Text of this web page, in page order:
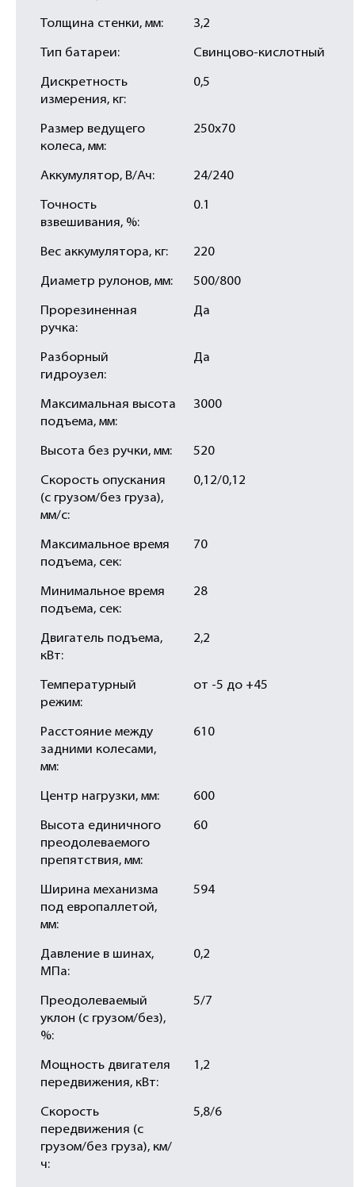
Толщина стенки, мм: 3,2
Тип батареи: Свинцово-кислотный
Дискретность
измерения, кг:
0,5
Размер ведущего
колеса, мм:
250х70
Аккумулятор, В/Ач: 24/240
Точность
взвешивания, %:
0.1
Вес аккумулятора, кг: 220
Диаметр рулонов, мм: 500/800
Прорезиненная
ручка:
Да
Разборный
гидроузел:
Да
Максимальная высота
подъема, мм:
3000
Высота без ручки, мм: 520
Скорость опускания
(с грузом/без груза),
мм/с:
0,12/0,12
Максимальное время
подъема, сек:
70
Минимальное время
подъема, сек:
28
Двигатель подъема,
кВт:
2,2
Температурный
режим:
от -5 до +45
Расстояние между
задними колесами,
мм:
610
Центр нагрузки, мм: 600
Высота единичного
преодолеваемого
препятствия, мм:
60
Ширина механизма
под европаллетой,
мм:
594
Давление в шинах,
МПа:
0,2
Преодолеваемый
уклон (с грузом/без),
%:
5/7
Мощность двигателя
передвижения, кВт:
1,2
Скорость
передвижения (с
грузом/без груза), км/
ч:
5,8/6